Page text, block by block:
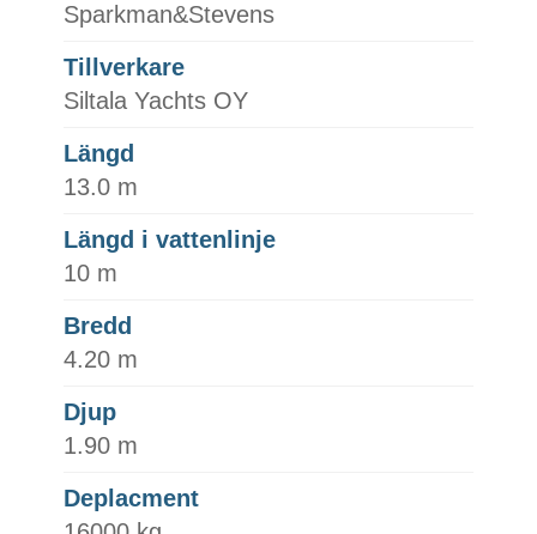
Sparkman&Stevens
Tillverkare
Siltala Yachts OY
Längd
13.0 m
Längd i vattenlinje
10 m
Bredd
4.20 m
Djup
1.90 m
Deplacment